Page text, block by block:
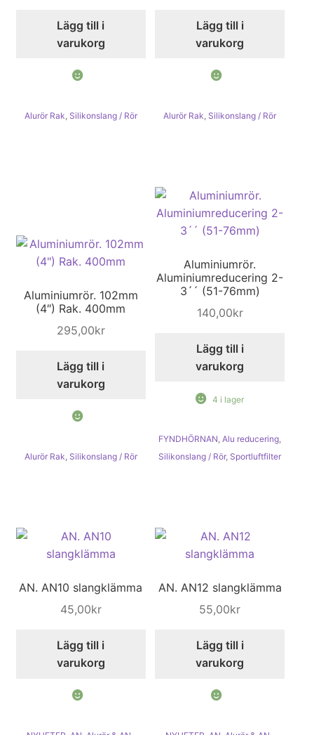
Lägg till i
varukorg
Alurör Rak Silikonslang / Rör
Lägg till i
varukorg
Alurör Rak Silikonslang / Rör
Aluminiumrör. 102mm
(4″) Rak. 400mm
295,00kr
Lägg till i
varukorg
Alurör Rak Silikonslang / Rör
Aluminiumrör.
Aluminiumreducering 2-
3´´ (51-76mm)
140,00kr
Lägg till i
varukorg
4 i lager
FYNDHÖRNAN ,Alu reducering
Silikonslang / Rör, Sportluftfilter
AN. AN10 slangklämma
45,00kr
Lägg till i
varukorg
AN. AN12 slangklämma
55,00kr
Lägg till i
varukorg